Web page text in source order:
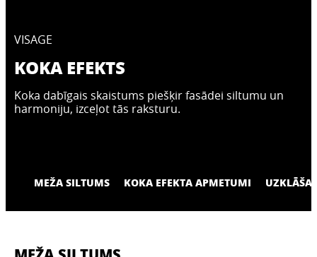
VISAGE
KOKA EFEKTS
Koka dabīgais skaistums piešķir fasādei siltumu un
harmoniju, izceļot tās raksturu.
MEŽA SILTUMS KOKA EFEKTA APMETUMI